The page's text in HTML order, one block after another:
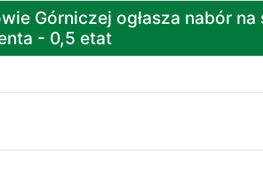
ogłasza nabór na stanowisko
Górniczej ogłasza nabór
- 0,5 etat